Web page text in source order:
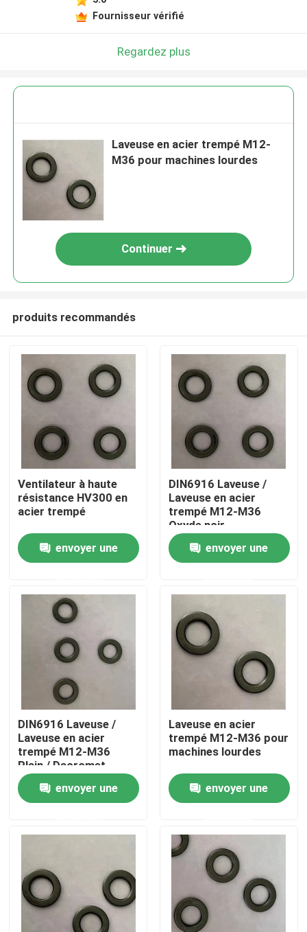
Aperçu
A propos de nous
Visite d'usine
Contrôle de la qualité
Demande de soumission
Laveuse en acier plat
Laveuses en acier durci
Machines à laver en acier
Laveuse lourde
Fournisseur vérifié
Regardez plus
Laveuse en acier trempé M12-
M36 pour machines lourdes
Continuer
produits recommandés
Ventilateur à haute
résistance HV300 en
acier trempé
envoyer une
DIN6916 Laveuse /
Laveuse en acier
trempé M12-M36
Oxyde noir
envoyer une
DIN6916 Laveuse /
Laveuse en acier
trempé M12-M36
Plain / Dacromet
envoyer une
Laveuse en acier
trempé M12-M36 pour
machines lourdes
envoyer une